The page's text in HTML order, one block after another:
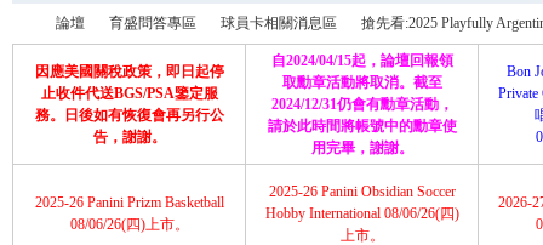
»
論壇
›
育盛問答專區
›
球員卡相關消息區
›
搶先看:2025 Playfully
因應美國關稅政策，即日起停
止收件代送BGS/PSA鑒定服
務。日後如有恢復會再另行公
告，謝謝。
自2024/04/15起，論壇回報領
取勳章活動將取消。截至
2024/12/31仍會有勳章活動，
請於此時間將帳號中的勳章使
用完畢，謝謝。
Bon
2025-26 Panini Prizm Basketball
08/06/26(四)上市。
2025-26 Panini Obsidian Soccer
Hobby International 08/06/26(四)
上市。
2026-